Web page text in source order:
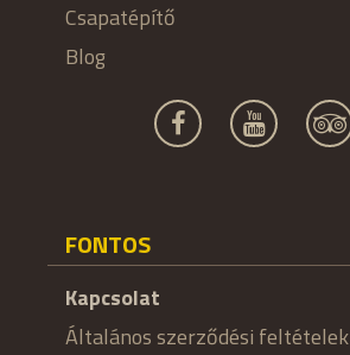
Csapatépítő
Blog
FONTOS
Kapcsolat
Általános szerződési feltételek